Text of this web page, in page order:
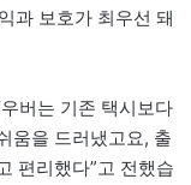
과 보호가 최우선 돼
버는 기존 택시보다
움을 드러냈고요, 출
편리했다”고 전했습